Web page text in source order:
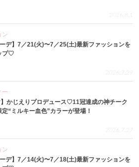
2026.8.1
ン
ーデ】7／21(火)〜7／25(土)最新ファッションを
プ♡
2026.7.29
ー
】かじえりプロデュース♡11冠達成の神チーク
“ミルキー血色”カラーが登場！
2026.7.27
ン
ーデ】7／14(火)〜7／18(土)最新ファッションを